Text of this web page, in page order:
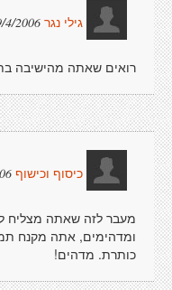
גילי נגר 2006 22:36:26
רואים שאתה מהישיבה
כיסוף וכישוף
מעבר לזה שאתה מצליח
ומדהימים, אתה מקנח
כותרת. מדהים!